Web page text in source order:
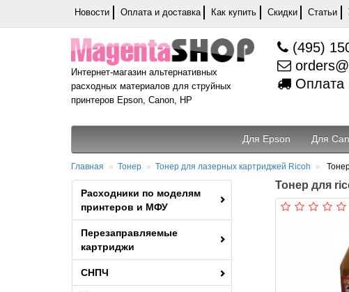
Новости Оплата и доставка Как купить Скидки Статьи
Интернет-магазин альтернативных
расходных материалов для струйных
принтеров Epson, Canon, HP
(495)
Оплата
Для Epson Для
Главная Тонер Тонер для лазерных картриджей Ricoh
Расходники по моделям
принтеров и МФУ
Перезаправляемые
картриджи
СНПЧ
Тонер для